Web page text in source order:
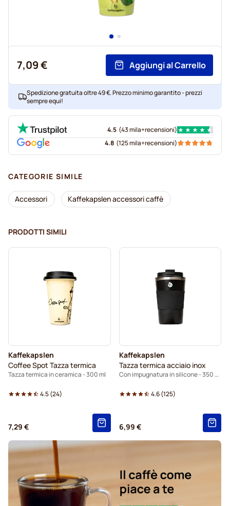
7,09 € Aggiungi al Carrello
Spedizione gratuita oltre 49 €. Prezzo minimo garantito - prezzi
sempre equi!
4.5 (43 mila+recensioni)
4.8 (125 mila+recensioni)
CATEGORIE SIMILE
Accessori Kaffekapslen accessori caffè
PRODOTTI SIMILI
Kaffekapslen
Coffee Spot Tazza termica
Tazza termica in ceramica - 300 ml
4.5(24)
7,29 €
Kaffekapslen
Tazza termica acciaio inox
Con impugnatura in silicone - 350 ml.
4.6(125)
6,99 €